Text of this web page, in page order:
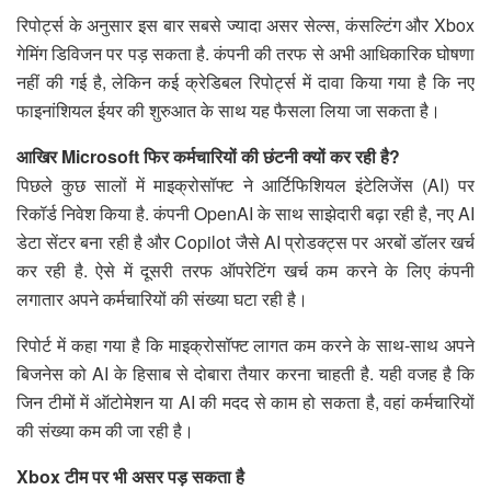
रिपोर्ट्स के अनुसार इस बार सबसे ज्यादा असर सेल्स, कंसल्टिंग और Xbox
गेमिंग डिविजन पर पड़ सकता है. कंपनी की तरफ से अभी आधिकारिक घोषणा
नहीं की गई है, लेकिन कई क्रेडिबल रिपोर्ट्स में दावा किया गया है कि नए
फाइनांशियल ईयर की शुरुआत के साथ यह फैसला लिया जा सकता है।
आखिर Microsoft फिर कर्मचारियों की छंटनी क्यों कर रही है?
पिछले कुछ सालों में माइक्रोसॉफ्ट ने आर्टिफिशियल इंटेलिजेंस (AI) पर
रिकॉर्ड निवेश किया है. कंपनी OpenAI के साथ साझेदारी बढ़ा रही है, नए AI
डेटा सेंटर बना रही है और Copilot जैसे AI प्रोडक्ट्स पर अरबों डॉलर खर्च
कर रही है. ऐसे में दूसरी तरफ ऑपरेटिंग खर्च कम करने के लिए कंपनी
लगातार अपने कर्मचारियों की संख्या घटा रही है।
रिपोर्ट में कहा गया है कि माइक्रोसॉफ्ट लागत कम करने के साथ-साथ अपने
बिजनेस को AI के हिसाब से दोबारा तैयार करना चाहती है. यही वजह है कि
जिन टीमों में ऑटोमेशन या AI की मदद से काम हो सकता है, वहां कर्मचारियों
की संख्या कम की जा रही है।
Xbox टीम पर भी असर पड़ सकता है